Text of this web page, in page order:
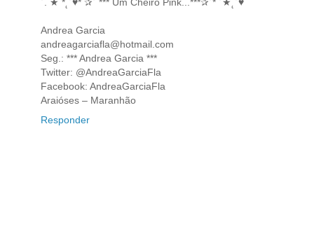
˚. ★ *˛˚♥* ✰˚ *** Um Cheiro Pink...***✰˚* ˚★˛˚♥
Andrea Garcia
andreagarciafla@hotmail.com
Seg.: *** Andrea Garcia ***
Twitter: @AndreaGarciaFla
Facebook: AndreaGarciaFla
Araióses – Maranhão
Responder